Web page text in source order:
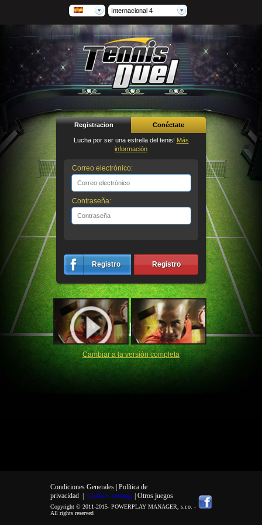
Internacional 4
Registracion Conéctate
Lucha por ser una estrella del tenis! Más
información
Correo electrónico:
Contraseña:
Registro Registro
Cambiar a la versión completa
Condiciones Generales | Política de
privacidad| Cookies settings | Otros juegos
Copyright © 2011-2015- POWERPLAY MANAGER, s.r.o. -
All rights reserved